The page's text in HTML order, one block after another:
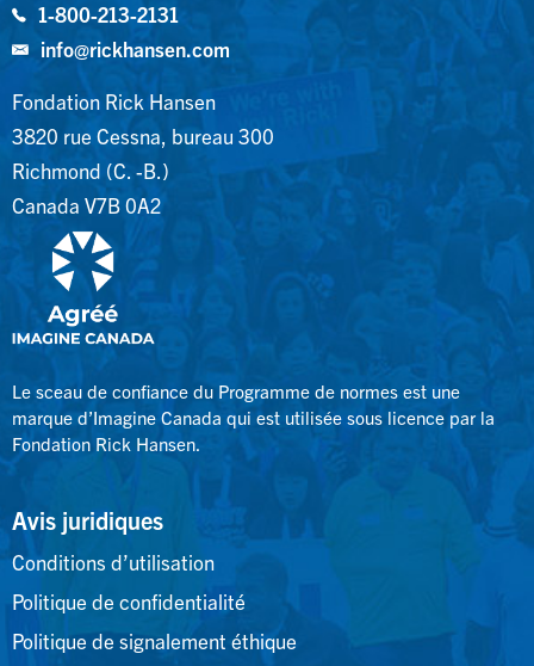
1-800-213-2131
info@rickhansen.com
Fondation Rick Hansen
3820 rue Cessna, bureau 300
Richmond (C. -B.)
Canada V7B 0A2
Le sceau de confiance du Programme de normes est une
marque d’Imagine Canada qui est utilisée sous licence par la
Fondation Rick Hansen.
Avis juridiques
Conditions d’utilisation
Politique de confidentialité
Politique de signalement éthique